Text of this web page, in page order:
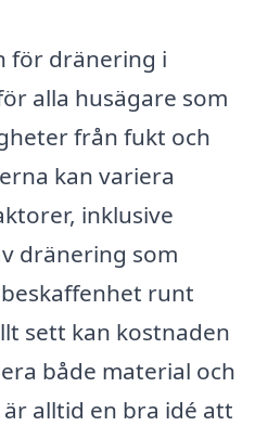
för dränering i
alla husägare som
från fukt och
kan variera
inklusive
dränering som
runt
sett kan kostnaden
både material och
alltid en bra idé att